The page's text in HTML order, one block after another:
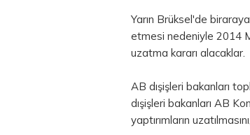
Yarın Brüksel'de
etmesi nedeniyle 2014
uzatma kararı alacaklar.
AB dışişleri bakanları
dışişleri bakanları AB
yaptırımların